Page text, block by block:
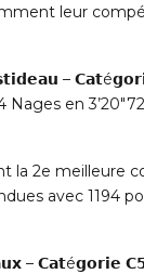
leur
–
en 3’20″72
la 2e meilleure
avec 1194
– 𝗖𝗮𝘁é𝗴𝗼𝗿𝗶𝗲